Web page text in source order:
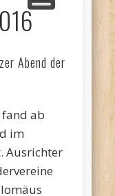
Abend der
ab
im
Ausrichter